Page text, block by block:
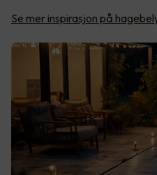
Se mer inspirasjon på